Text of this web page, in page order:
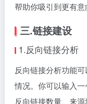
因此，在优化关键词
参数比对外，还需
与业务的匹配度。选
帮助你吸引到更有意
三.链接建设
1.反向链接分析